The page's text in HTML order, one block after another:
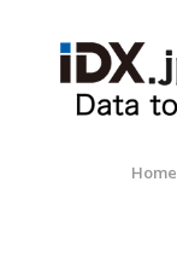
Home